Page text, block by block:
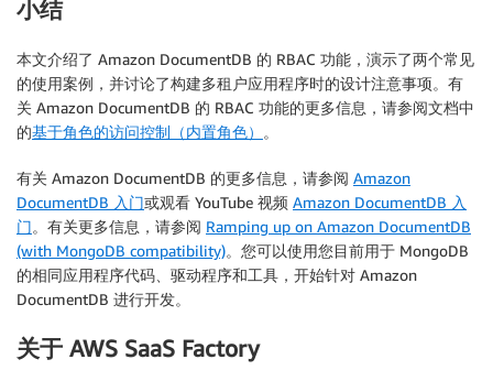
小结
本文介绍了 Amazon DocumentDB 的 RBAC 功能，演示了两个常见
的使用案例，并讨论了构建多租户应用程序时的设计注意事项。有
关 Amazon DocumentDB 的 RBAC 功能的更多信息，请参阅文档中
的基于角色的访问控制（内置角色） 。
有关 Amazon DocumentDB 的更多信息，请参阅 Amazon
DocumentDB 入门或观看 YouTube 视频 Amazon DocumentDB 入
门。有关更多信息，请参阅 Ramping up on Amazon DocumentDB
(with MongoDB compatibility)。您可以使用您目前用于 MongoDB
的相同应用程序代码、驱动程序和工具，开始针对 Amazon
DocumentDB 进行开发。
关于 AWS SaaS Factory